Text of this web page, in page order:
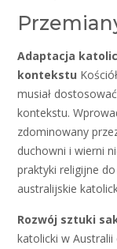
Adaptacja
kontekstu
musiał
kontekstu.
zdominowany
duchowni i wierni
praktyki religijne
australijskie
Rozwój sztuki
katolicki w